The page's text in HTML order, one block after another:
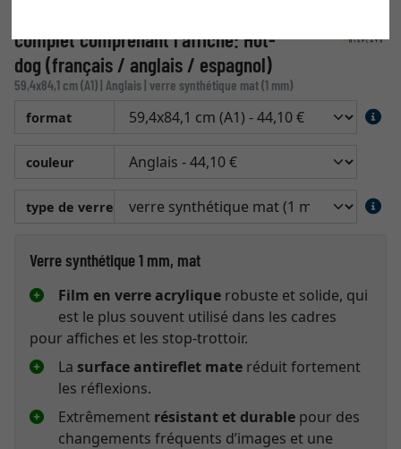
complet comprenant l'affiche: Hot-
dog (français / anglais / espagnol)
59,4x84,1 cm (A1) | Anglais | verre synthétique mat (1 mm)
format
couleur
type de verre
Verre synthétique 1 mm, mat
Film en verre acrylique robuste et solide, qui
est le plus souvent utilisé dans les cadres
pour affiches et les stop-trottoir.
La surface antireflet mate réduit fortement
les réflexions.
Extrêmement résistant et durable pour des
changements fréquents d’images et une